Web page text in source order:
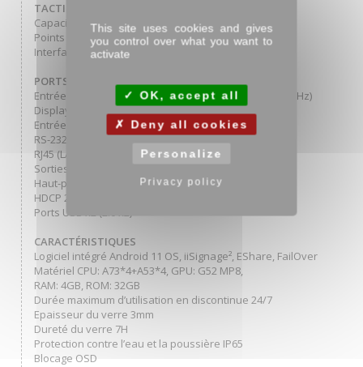
TACTILE
Capacitif projeté
Points de contact 40
Interface tactile USB
PORTS ET CONNECTEURS
Entrée signal digital HDMI x2 (2.0, max. 3840x2160 @60Hz)
DisplayPort x1 (1.2, max. 3840x2160 @60Hz)
Entrées de contrôle du moniteur
RS-232c x1 (Fonction Commande Obtenir/Régler)
RJ45 (LAN) x1 (Control and Internet)
Sorties Audio Mini jack x1
Haut-parleurs 2 x 10W
HDCP 2.2
Ports USB x2 (2.0 x2)
CARACTÉRISTIQUES
Logiciel intégré Android 11 OS, iiSignage², EShare, FailOver
Matériel CPU: A73*4+A53*4, GPU: G52 MP8,
RAM: 4GB, ROM: 32GB
Durée maximum d’utilisation en discontinue 24/7
Epaisseur du verre 3mm
Dureté du verre 7H
Protection contre l’eau et la poussière IP65
Blocage OSD
This site uses cookies and gives
you control over what you want to
activate
OK, accept all
Deny all cookies
Personalize
Privacy policy